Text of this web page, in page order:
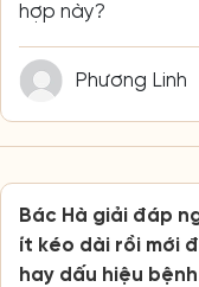
hợp này?
Phương Linh
Bác Hà giải đáp
ít kéo dài rồi mới
hay dấu hiệu